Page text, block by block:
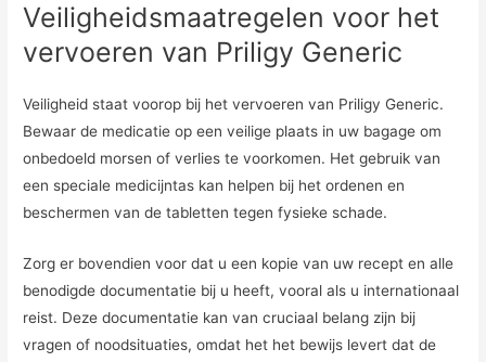
Veiligheidsmaatregelen voor het
vervoeren van Priligy Generic
Veiligheid staat voorop bij het vervoeren van Priligy Generic.
Bewaar de medicatie op een veilige plaats in uw bagage om
onbedoeld morsen of verlies te voorkomen. Het gebruik van
een speciale medicijntas kan helpen bij het ordenen en
beschermen van de tabletten tegen fysieke schade.
Zorg er bovendien voor dat u een kopie van uw recept en alle
benodigde documentatie bij u heeft, vooral als u internationaal
reist. Deze documentatie kan van cruciaal belang zijn bij
vragen of noodsituaties, omdat het het bewijs levert dat de